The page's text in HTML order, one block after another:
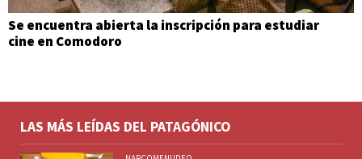
Se encuentra abierta la inscripción para estudiar
cine en Comodoro
LAS MÁS LEÍDAS DEL PATAGÓNICO